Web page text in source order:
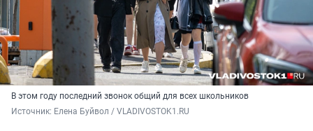
В этом году последний звонок общий для всех школьников
Источник: Елена Буйвол / VLADIVOSTOK1.RU